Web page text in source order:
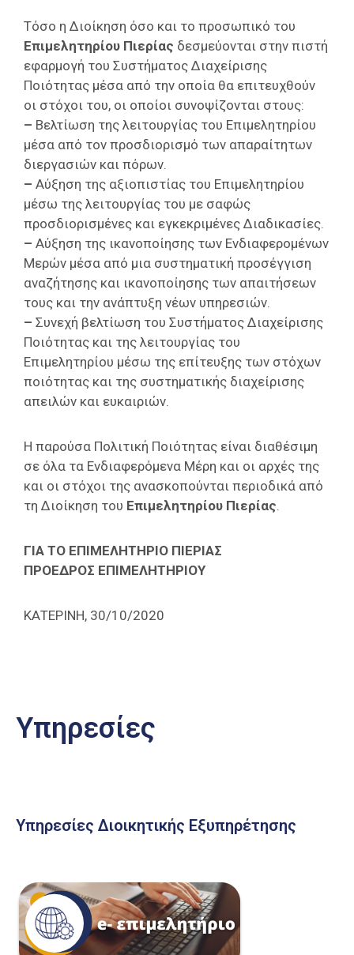
Τόσο η Διοίκηση όσο και το προσωπικό του
Επιμελητηρίου Πιερίας δεσμεύονται στην πιστή
εφαρμογή του Συστήματος Διαχείρισης
Ποιότητας μέσα από την οποία θα επιτευχθούν
οι στόχοι του, οι οποίοι συνοψίζονται στους:
– Βελτίωση της λειτουργίας του Επιμελητηρίου
μέσα από τον προσδιορισμό των απαραίτητων
διεργασιών και πόρων.
– Αύξηση της αξιοπιστίας του Επιμελητηρίου
μέσω της λειτουργίας του με σαφώς
προσδιορισμένες και εγκεκριμένες Διαδικασίες.
– Αύξηση της ικανοποίησης των Ενδιαφερομένων
Μερών μέσα από μια συστηματική προσέγγιση
αναζήτησης και ικανοποίησης των απαιτήσεων
τους και την ανάπτυξη νέων υπηρεσιών.
– Συνεχή βελτίωση του Συστήματος Διαχείρισης
Ποιότητας και της λειτουργίας του
Επιμελητηρίου μέσω της επίτευξης των στόχων
ποιότητας και της συστηματικής διαχείρισης
απειλών και ευκαιριών.
Η παρούσα Πολιτική Ποιότητας είναι διαθέσιμη
σε όλα τα Ενδιαφερόμενα Μέρη και οι αρχές της
και οι στόχοι της ανασκοπούνται περιοδικά από
τη Διοίκηση του Επιμελητηρίου Πιερίας.
ΓΙΑ ΤΟ ΕΠΙΜΕΛΗΤΗΡΙΟ ΠΙΕΡΙΑΣ
ΠΡΟΕΔΡΟΣ ΕΠΙΜΕΛΗΤΗΡΙΟΥ
ΚΑΤΕΡΙΝΗ, 30/10/2020
Υπηρεσίες
Υπηρεσίες Διοικητικής Εξυπηρέτησης